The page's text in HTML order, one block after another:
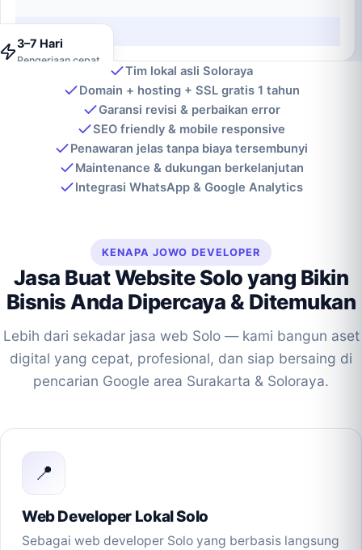
3–7 Hari
Pengerjaan cepat
Tim lokal asli Soloraya
Domain + hosting + SSL gratis 1 tahun
Garansi revisi & perbaikan error
SEO friendly & mobile responsive
Penawaran jelas tanpa biaya tersembunyi
Maintenance & dukungan berkelanjutan
Integrasi WhatsApp & Google Analytics
KENAPA JOWO DEVELOPER
Jasa Buat Website Solo yang Bikin
Bisnis Anda Dipercaya & Ditemukan
Lebih dari sekadar jasa web Solo — kami bangun aset
digital yang cepat, profesional, dan siap bersaing di
pencarian Google area Surakarta & Soloraya.
📍
Web Developer Lokal Solo
Sebagai web developer Solo yang berbasis langsung